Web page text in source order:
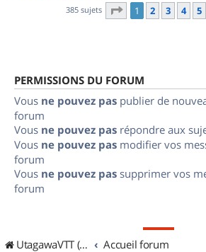
385 sujets Page 1sur
1 2 3 4 5
PERMISSIONS DU FORUM
Vous ne pouvez pas publier de
forum
Vous ne pouvez pas répondre aux
Vous ne pouvez pas modifier vos
forum
Vous ne pouvez pas supprimer vos
forum
UtagawaVTT (Randos VTT et VTTAE avec traces GPS) Accueil forum